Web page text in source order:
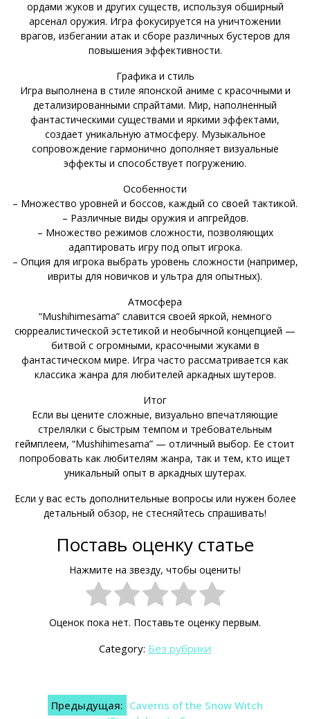
ордами жуков и других существ, используя обширный
арсенал оружия. Игра фокусируется на уничтожении
врагов, избегании атак и сборе различных бустеров для
повышения эффективности.
Графика и стиль
Игра выполнена в стиле японской аниме с красочными и
детализированными спрайтами. Мир, наполненный
фантастическими существами и яркими эффектами,
создает уникальную атмосферу. Музыкальное
сопровождение гармонично дополняет визуальные
эффекты и способствует погружению.
Особенности
– Множество уровней и боссов, каждый со своей тактикой.
– Различные виды оружия и апгрейдов.
– Множество режимов сложности, позволяющих
адаптировать игру под опыт игрока.
– Опция для игрока выбрать уровень сложности (например,
ивриты для новичков и ультра для опытных).
Атмосфера
“Mushihimesama” славится своей яркой, немного
сюрреалистической эстетикой и необычной концепцией —
битвой с огромными, красочными жуками в
фантастическом мире. Игра часто рассматривается как
классика жанра для любителей аркадных шутеров.
Итог
Если вы цените сложные, визуально впечатляющие
стрелялки с быстрым темпом и требовательным
геймплеем, “Mushihimesama” — отличный выбор. Ее стоит
попробовать как любителям жанра, так и тем, кто ищет
уникальный опыт в аркадных шутерах.
Если у вас есть дополнительные вопросы или нужен более
детальный обзор, не стесняйтесь спрашивать!
Поставь оценку статье
Нажмите на звезду, чтобы оценить!
Оценок пока нет. Поставьте оценку первым.
Category: Без рубрики
Навигация
Предыдущая: Caverns of the Snow Witch